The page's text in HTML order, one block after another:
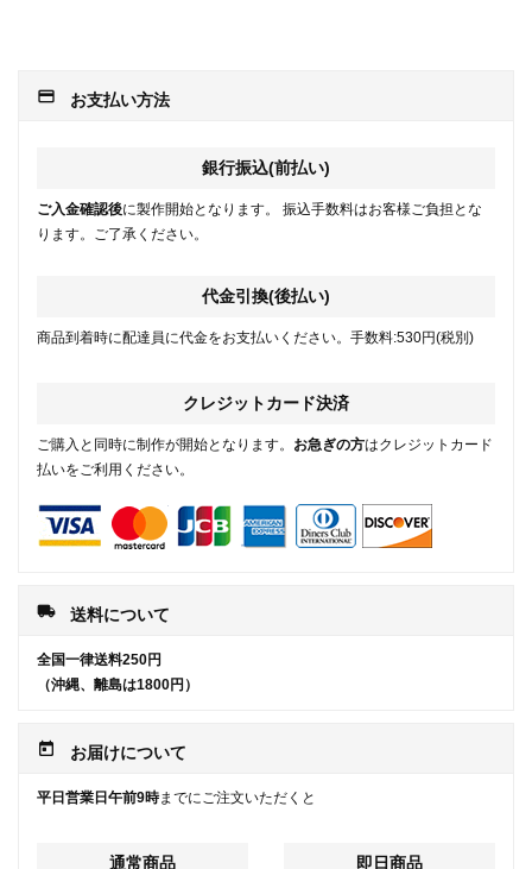
payment お支払い方法
銀行振込(前払い)
ご入金確認後に製作開始となります。 振込手数料はお客様ご負担とな
ります。ご了承ください。
代金引換(後払い)
商品到着時に配達員に代金をお支払いください。手数料:530円(税別)
クレジットカード決済
ご購入と同時に制作が開始となります。 お急ぎの方はクレジットカード
払いをご利用ください。
local_shipping 送料について
全国一律送料250円
（沖縄、離島は1800円）
today お届けについて
平日営業日午前9時までにご注文いただくと
通常商品 即日商品